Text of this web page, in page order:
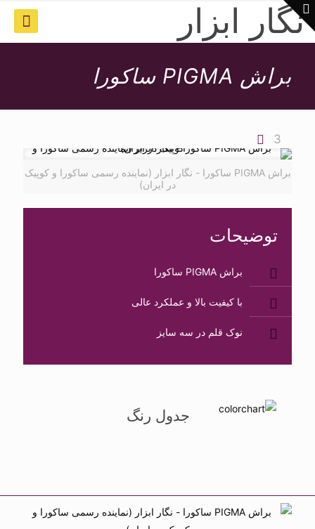
نگار ابزار
براش PIGMA ساکورا
3
براش PIGMA ساکورا - نگار ابزار (نماینده رسمی ساکورا و کوپیک
در ایران)
توضیحات
براش PIGMA ساکورا
با کیفیت بالا و عملکرد عالی
نوک قلم در سه سایز
جدول رنگ